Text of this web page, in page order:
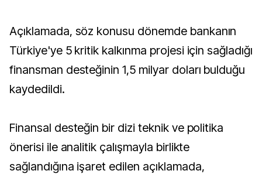
Açıklamada, söz konusu dönemde bankanın
Türkiye'ye 5 kritik kalkınma projesi için sağladığı
finansman desteğinin 1,5 milyar doları bulduğu
kaydedildi.
Finansal desteğin bir dizi teknik ve politika
önerisi ile analitik çalışmayla birlikte
sağlandığına işaret edilen açıklamada,